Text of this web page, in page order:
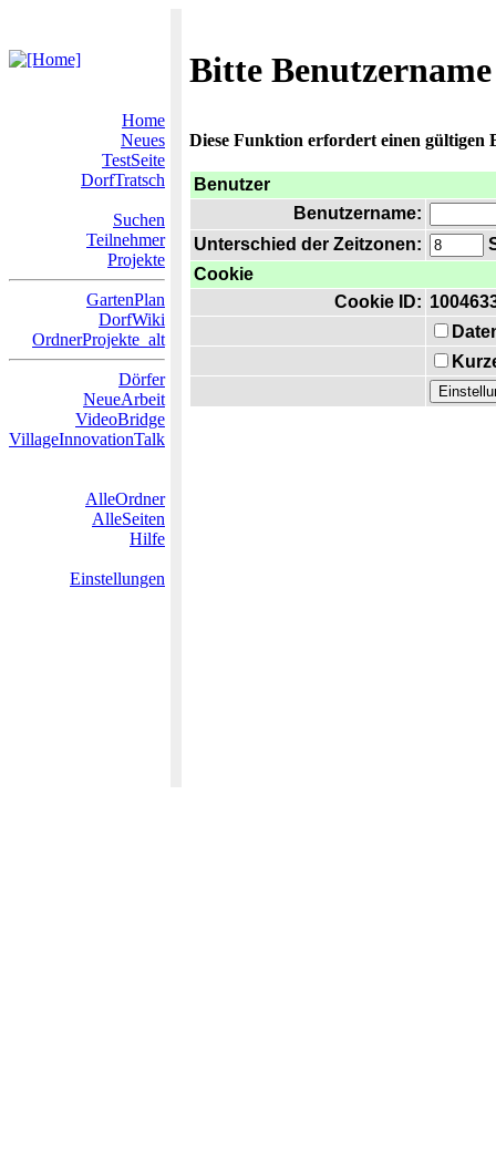
Bitte
Home
Neues
TestSeite
DorfTratsch
Suchen
Teilnehmer
Projekte
GartenPlan
DorfWiki
OrdnerProjekte_alt
Dörfer
NeueArbeit
VideoBridge
VillageInnovationTalk
AlleOrdner
AlleSeiten
Hilfe
Einstellungen
Diese Funktion erfordert einen gültigen
Benutzer
Benutzername:
Unterschied der Zeitzonen:
Cookie
Cookie ID: